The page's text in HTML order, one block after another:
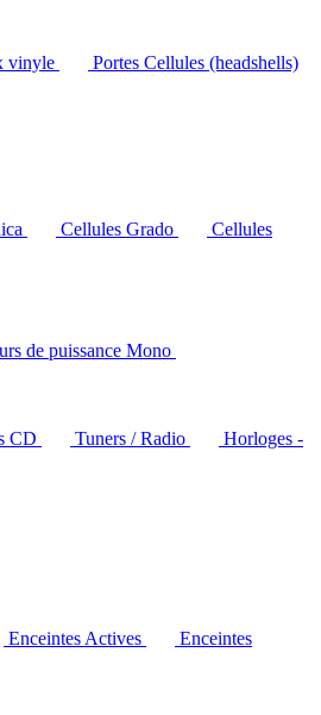
vinyle
Portes Cellules (headshells)
Cellules Grado
Cellules
de puissance Mono
CD Tuners / Radio
Horloges -
Enceintes Actives
Enceintes